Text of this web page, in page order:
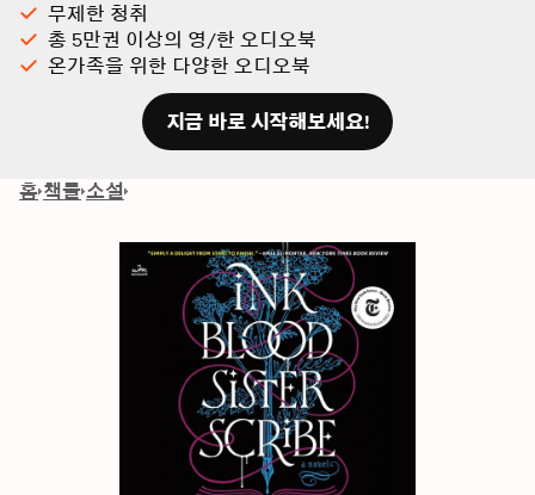
무제한 청취
총 5만권 이상의 영/한 오디오북
온가족을 위한 다양한 오디오북
지금 바로 시작해보세요!
홈 책들 소설